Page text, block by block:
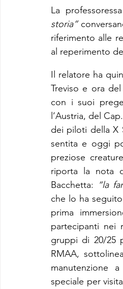
La
storia”
riferimento alle
al reperimento
Il relatore ha
Treviso e ora
con i suoi
l’Austria, del
dei piloti della X
sentita e oggi
preziose
riporta la nota
Bacchetta:
“la
che lo ha
prima
partecipanti nei
gruppi di 20/25
RMAA,
manutenzione
speciale per